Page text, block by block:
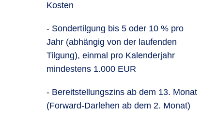
Kosten
- Sondertilgung bis 5 oder 10 % pro
Jahr (abhängig von der laufenden
Tilgung), einmal pro Kalenderjahr
mindestens 1.000 EUR
- Bereitstellungszins ab dem 13. Monat
(Forward-Darlehen ab dem 2. Monat)